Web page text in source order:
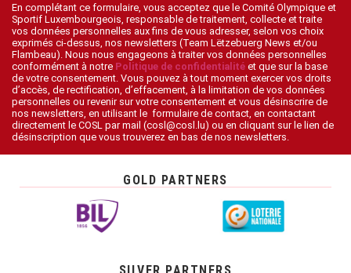
En complétant ce formulaire, vous acceptez que le Comité Olympique et
Sportif Luxembourgeois, responsable de traitement, collecte et traite
vos données personnelles aux fins de vous adresser, selon vos choix
exprimés ci-dessus, nos newsletters (Team Lëtzebuerg News et/ou
Flambeau). Nous nous engageons à traiter vos données personnelles
conformément à notre Politique de confidentialité et que sur la base
de votre consentement. Vous pouvez à tout moment exercer vos droits
d’accès, de rectification, d’effacement, à la limitation de vos données
personnelles ou revenir sur votre consentement et vous désinscrire de
nos newsletters, en utilisant le formulaire de contact, en contactant
directement le COSL par mail (cosl@cosl.lu) ou en cliquant sur le lien de
désinscription que vous trouverez en bas de nos newsletters.
GOLD PARTNERS